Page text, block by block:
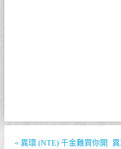
« 異環 (NTE) 千金難買你開